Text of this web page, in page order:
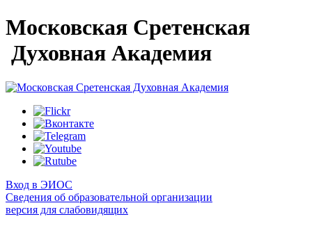
Московская Сретенская
Духовная Академия
Вход в ЭИОС
Сведения об образовательной организации
версия для слабовидящих